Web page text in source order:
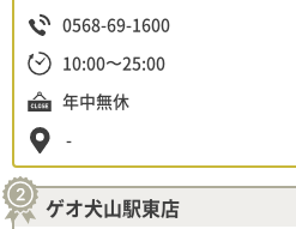
0568-69-1600
10:00〜25:00
年中無休
-
ゲオ犬山駅東店